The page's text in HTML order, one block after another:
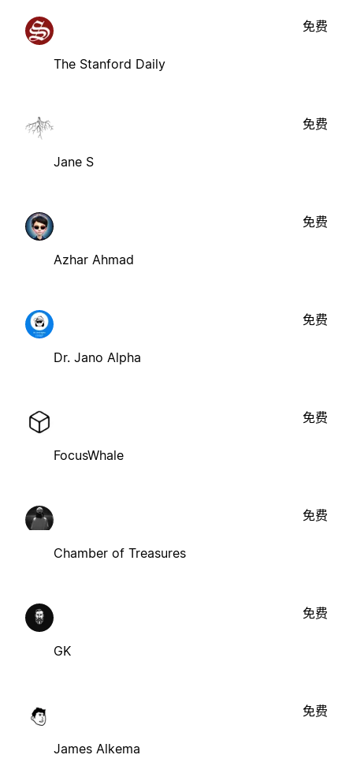
The Stanford Daily
免费
Jane S
免费
Azhar Ahmad
免费
Dr. Jano Alpha
免费
FocusWhale
免费
Chamber of Treasures
免费
GK
免费
James Alkema
免费